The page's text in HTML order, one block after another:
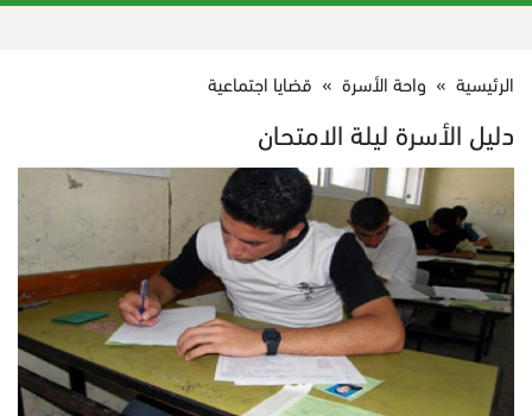
الرئيسية » واحة الأسرة » قضايا اجتماعية
دليل الأسرة ليلة الامتحان